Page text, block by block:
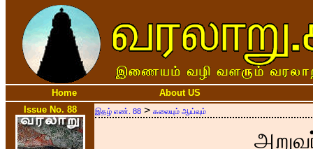
Home
About US
Issue No. 88
இதழ் எண். 88 > கலையும் ஆய்வும்